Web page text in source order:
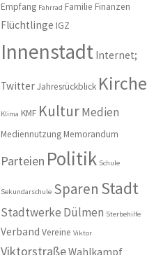
Empfang Fahrrad Familie Finanzen
Flüchtlinge IGZ
Innenstadt Internet;
Twitter Jahresrückblick Kirche
Klima KMF Kultur Medien
Mediennutzung Memorandum
Parteien Politik Schule
Sekundarschule Sparen Stadt
Stadtwerke Dülmen Sterbehilfe
Verband Vereine Viktor
ViktorstraßeWahlkampf